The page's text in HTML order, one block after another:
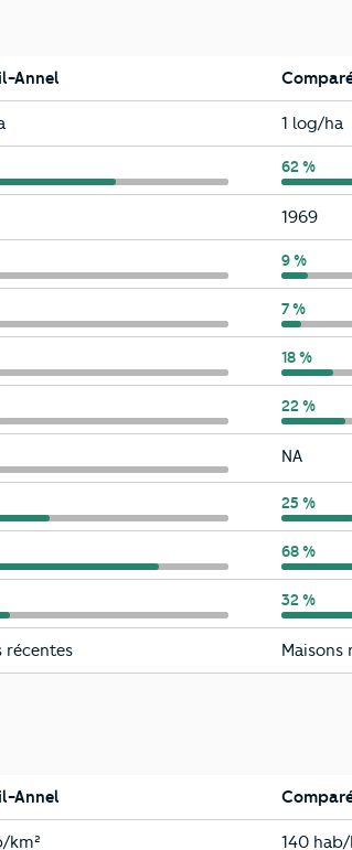
Annel
Annel Oise
1 log/ha
Annel Oise
62 %
Annel Oise
1969
Annel Oise
9 %
Annel Oise
7 %
Annel Oise
18 %
Annel Oise
22 %
Annel Oise
NA
Annel Oise
25 %
Annel Oise
68 %
Annel Oise
32 %
Annel
récentes Oise
Maisons
Annel
Annel
km² Oise
140 hab/